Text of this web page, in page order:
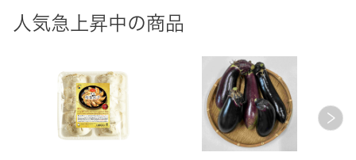
人気急上昇中の商品